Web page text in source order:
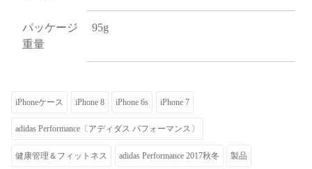
パッケージ
重量
95g
iPhoneケース iPhone 8 iPhone 6s iPhone 7
adidas Performance〔アディダス パフォーマンス〕
健康管理＆フィットネス adidas Performance 2017秋冬 製品